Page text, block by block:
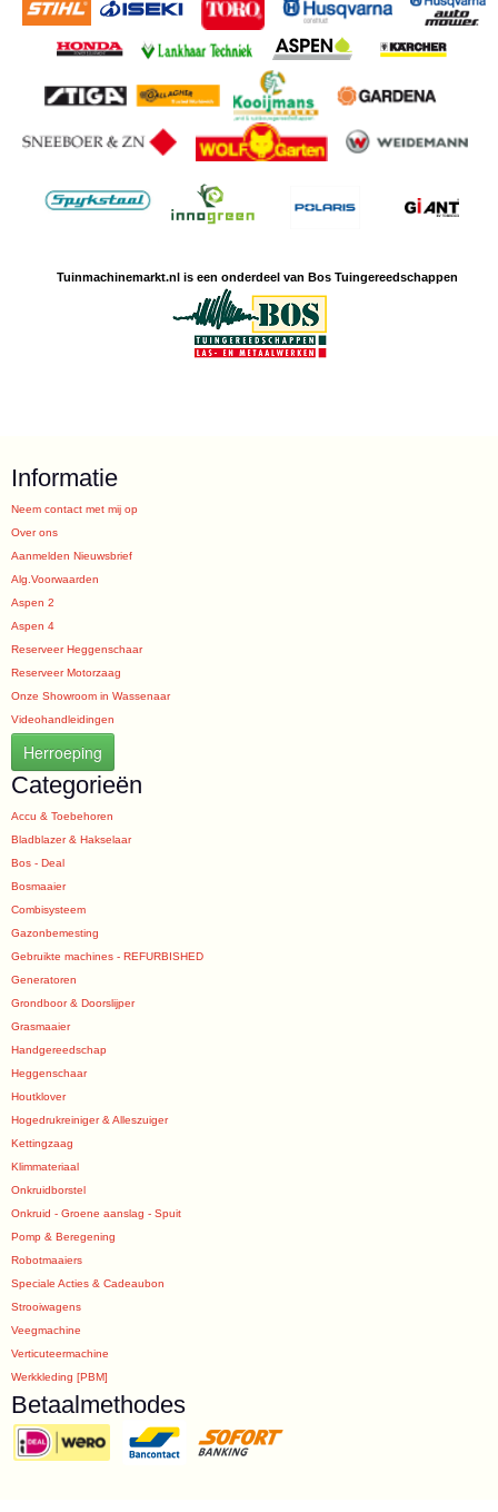
Tuinmachinemarkt.nl is een onderdeel van Bos Tuingereedschappen
Informatie
Neem contact met mij op
Over ons
Aanmelden Nieuwsbrief
Alg.Voorwaarden
Aspen 2
Aspen 4
Reserveer Heggenschaar
Reserveer Motorzaag
Onze Showroom in Wassenaar
Videohandleidingen
Herroeping
Categorieën
Accu & Toebehoren
Bladblazer & Hakselaar
Bos - Deal
Bosmaaier
Combisysteem
Gazonbemesting
Gebruikte machines - REFURBISHED
Generatoren
Grondboor & Doorslijper
Grasmaaier
Handgereedschap
Heggenschaar
Houtklover
Hogedrukreiniger & Alleszuiger
Kettingzaag
Klimmateriaal
Onkruidborstel
Onkruid - Groene aanslag - Spuit
Pomp & Beregening
Robotmaaiers
Speciale Acties & Cadeaubon
Strooiwagens
Veegmachine
Verticuteermachine
Werkkleding [PBM]
Betaalmethodes